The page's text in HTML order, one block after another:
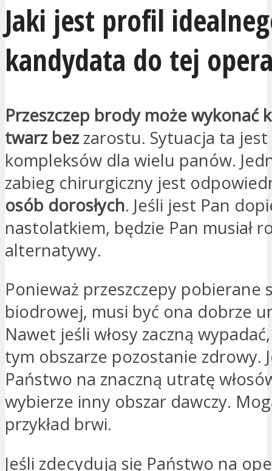
Jaki jest profil
kandydata do tej
Przeszczep brody może wykonać
twarz bezzarostu. Sytuacja ta jest
kompleksów dla wielu panów.
zabieg chirurgiczny jest
osób dorosłych. Jeśli jest Pan
nastolatkiem, będzie Pan musiał
alternatywy.
Ponieważ przeszczepy pobierane
biodrowej, musi być ona dobrze
Nawet jeśli włosy zaczną
tym obszarze pozostanie zdrowy.
Państwo na znaczną utratę
wybierze inny obszar dawczy.
przykład brwi.
Jeśli zdecydują się Państwo na